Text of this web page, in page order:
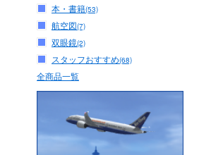
本・書籍(53)
航空図(7)
双眼鏡(2)
スタッフおすすめ(68)
全商品一覧